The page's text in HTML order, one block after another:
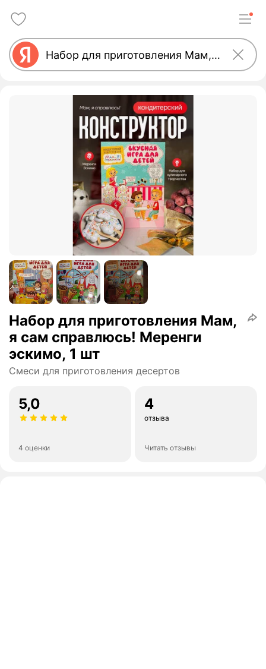
Набор для приготовления Мам,
я сам справлюсь! Меренги
эскимо, 1 шт
Смеси для приготовления десертов
5,0
4 оценки
4
отзыва
Читать отзывы